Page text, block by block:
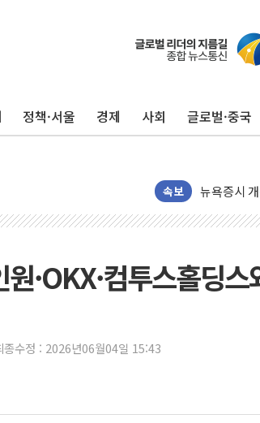
정책·서울 경제 사회 글로벌·중국
속보
[종합] 美 7
[사진] 이슬
보훈부, 미
트럼프 "금
李 "해남
李 대통령,
남동발전,
[인도증시]
·OKX·컴투스홀딩
종수정 : 2026년06월04일 15:43